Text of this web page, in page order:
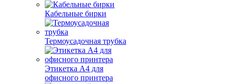
Кабельные бирки
Термоусадочная трубка
Этикетка А4 для
офисного принтера